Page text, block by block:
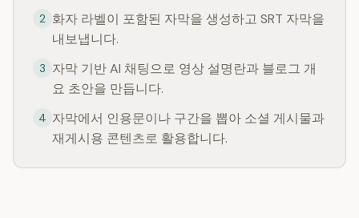
2 화자 라벨이 포함된 자막을 생성하고 SRT 자막을
내보냅니다.
3 자막 기반 AI 채팅으로 영상 설명란과 블로그 개
요 초안을 만듭니다.
4 자막에서 인용문이나 구간을 뽑아 소셜 게시물과
재게시용 콘텐츠로 활용합니다.